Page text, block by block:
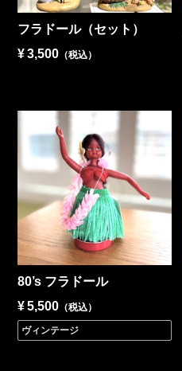
フラドール（セット）
¥3,500 （税込）
80’s フラドール
¥5,500 （税込）
ヴィンテージ